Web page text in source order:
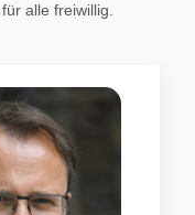
alle freiwillig.